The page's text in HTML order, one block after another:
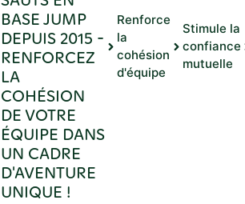
BASE JUMP
DEPUIS 2015 -
RENFORCEZ
LA
COHÉSION
DE VOTRE
ÉQUIPE DANS
UN CADRE
D'AVENTURE
UNIQUE !
Renforce
la
cohésion
d'équipe
Stimule la
confiance
mutuelle